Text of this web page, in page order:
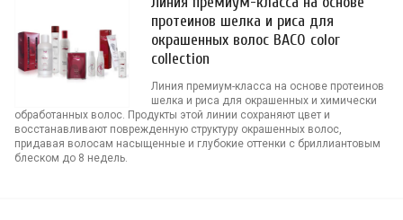
протеинов шелка и риса для
окрашенных волос BACO color
collection
Линия премиум-класса на основе протеинов
шелка и риса для окрашенных и химически
обработанных волос. Продукты этой линии сохраняют цвет и
восстанавливают поврежденную структуру окрашенных волос,
придавая волосам насыщенные и глубокие оттенки с бриллиантовым
блеском до 8 недель.